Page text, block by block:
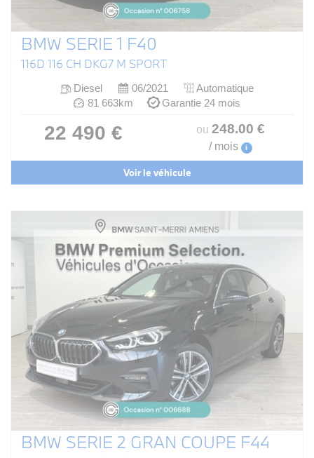
BMW SERIE 1 F40
116D 116 CH DKG7 M SPORT
Diesel 06/2021
Automatique
81 663km
Garantie 24 mois
22 490 € ou 248.00 €
/ mois i
Voir le véhicule
BMW SERIE 2 GRAN COUPE F44